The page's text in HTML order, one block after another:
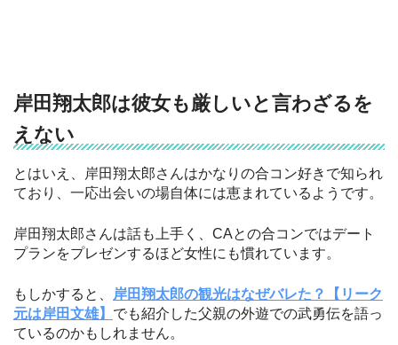
岸田翔太郎は彼女も厳しいと言わざるを
えない
とはいえ、岸田翔太郎さんはかなりの合コン好きで知られ
ており、一応出会いの場自体には恵まれているようです。
岸田翔太郎さんは話も上手く、CAとの合コンではデート
プランをプレゼンするほど女性にも慣れています。
もしかすると、
岸田翔太郎の観光はなぜバレた？【リーク
元は岸田文雄】 でも紹介した父親の外遊での武勇伝を語っ
ているのかもしれません。